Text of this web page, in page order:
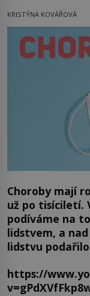
KRISTÝNA KOVÁŘOVÁ
Choroby mají
už po tisíciletí.
podíváme na
lidstvem, a
lidstvu
https://